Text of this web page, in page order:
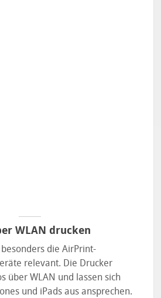
WLAN drucken
die AirPrint-
relevant. Die Drucker
über WLAN und lassen sich
und iPads aus ansprechen.